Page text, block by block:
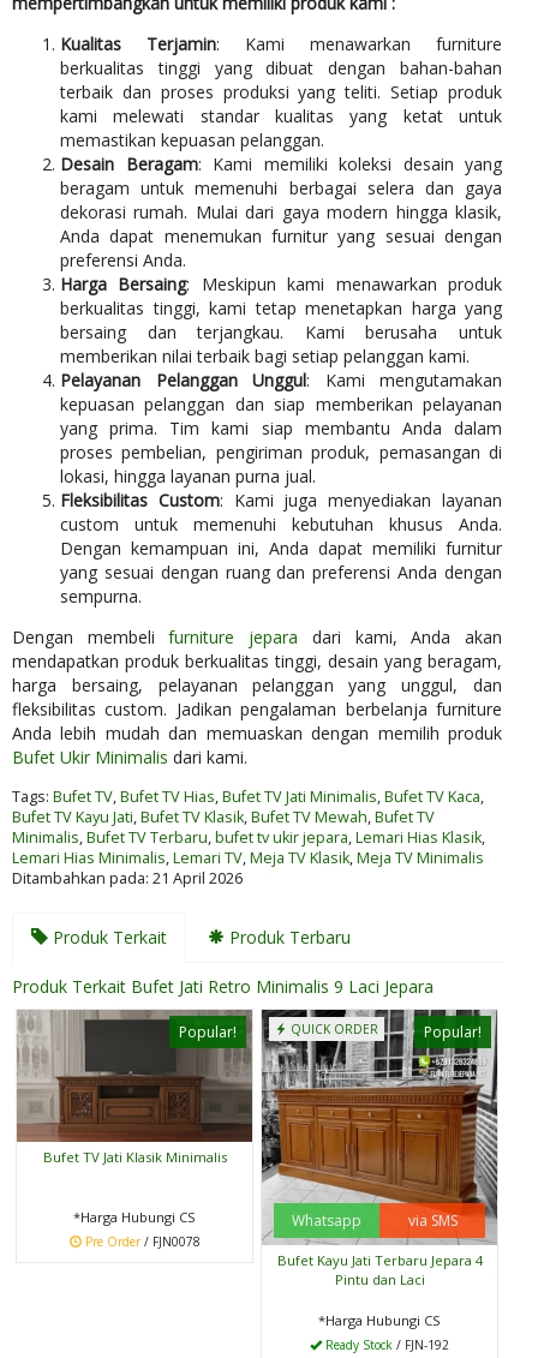
Kualitas Terjamin: Kami menawarkan furniture
berkualitas tinggi yang dibuat dengan bahan-bahan
terbaik dan proses produksi yang teliti. Setiap produk
kami melewati standar kualitas yang ketat untuk
memastikan kepuasan pelanggan.
Desain Beragam: Kami memiliki koleksi desain yang
beragam untuk memenuhi berbagai selera dan gaya
dekorasi rumah. Mulai dari gaya modern hingga klasik,
Anda dapat menemukan furnitur yang sesuai dengan
preferensi Anda.
Harga Bersaing: Meskipun kami menawarkan produk
berkualitas tinggi, kami tetap menetapkan harga yang
bersaing dan terjangkau. Kami berusaha untuk
memberikan nilai terbaik bagi setiap pelanggan kami.
Pelayanan Pelanggan Unggul: Kami mengutamakan
kepuasan pelanggan dan siap memberikan pelayanan
yang prima. Tim kami siap membantu Anda dalam
proses pembelian, pengiriman produk, pemasangan di
lokasi, hingga layanan purna jual.
Fleksibilitas Custom: Kami juga menyediakan layanan
custom untuk memenuhi kebutuhan khusus Anda.
Dengan kemampuan ini, Anda dapat memiliki furnitur
yang sesuai dengan ruang dan preferensi Anda dengan
sempurna.
Dengan membelifurniture jepara dari kami, Anda akan
mendapatkan produk berkualitas tinggi, desain yang beragam,
harga bersaing, pelayanan pelanggan yang unggul, dan
fleksibilitas custom. Jadikan pengalaman berbelanja furniture
Anda lebih mudah dan memuaskan dengan memilih produk
Bufet Ukir Minimalis dari kami.
Tags: Bufet TV,Bufet TV Hias,Bufet TV Jati Minimalis,Bufet TV Kaca,
Bufet TV Kayu Jati,Bufet TV Klasik,Bufet TV Mewah,Bufet TV
Minimalis,Bufet TV Terbaru,bufet tv ukir jepara,Lemari Hias Klasik,
Lemari Hias Minimalis,Lemari TV,Meja TV Klasik,Meja TV Minimalis
Ditambahkan pada: 21 April 2026
Produk Terkait Produk Terbaru
Produk Terkait Bufet Jati Retro Minimalis 9 Laci Jepara
Popular!
Bufet TV Jati Klasik Minimalis
*Harga Hubungi CS
Pre Order/ FJN0078
Popular!
QUICK ORDER
Whatsapp via SMS
Bufet Kayu Jati Terbaru Jepara 4
Pintu dan Laci
*Harga Hubungi CS
Ready Stock / FJN-192